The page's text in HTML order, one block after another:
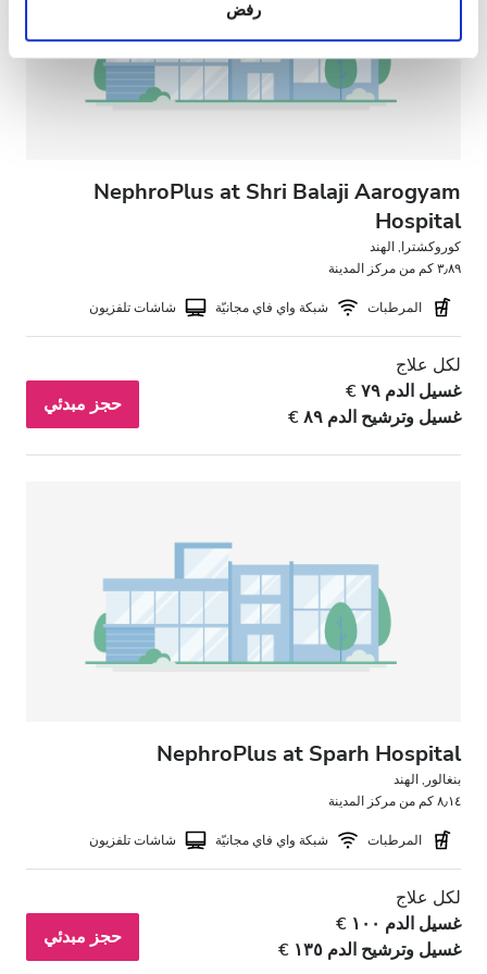
معلومات أخرى يحصلون عليها من استخدامك لخدماتهم.
رفض
NephroPlus at Shri Balaji Aarogyam
Hospital
كوروكشترا, الهند
٣٫٨٩ كم من مركز المدينة
المرطبات شبكة واي فاي مجانيّة شاشات تلفزيون
لكل علاج
غسيل الدم ٧٩ €
غسيل وترشيح الدم ٨٩ €
حجز مبدئي
NephroPlus at Sparh Hospital
بنغالور, الهند
٨٫١٤ كم من مركز المدينة
المرطبات شبكة واي فاي مجانيّة شاشات تلفزيون
لكل علاج
غسيل الدم ١٠٠ €
غسيل وترشيح الدم ١٣٥ €
حجز مبدئي